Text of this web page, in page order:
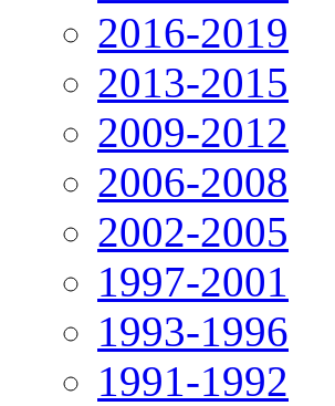
2016-2019
2013-2015
2009-2012
2006-2008
2002-2005
1997-2001
1993-1996
1991-1992